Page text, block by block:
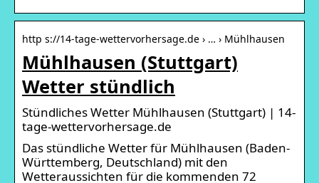
http s://14-tage-wettervorhersage.de › … › Mühlhausen
Mühlhausen (Stuttgart)
Wetter stündlich
Stündliches Wetter Mühlhausen (Stuttgart) | 14-
tage-wettervorhersage.de
Das stündliche Wetter für Mühlhausen (Baden-
Württemberg, Deutschland) mit den
Wetteraussichten für die kommenden 72